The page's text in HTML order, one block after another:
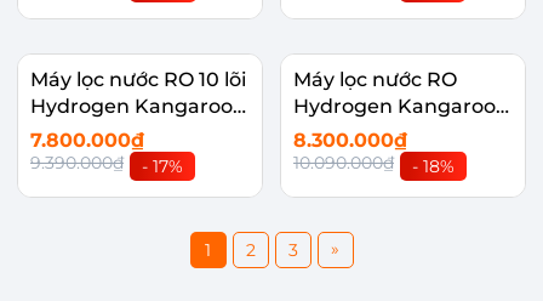
Máy lọc nước RO 10 lõi
Hydrogen Kangaroo
KG10A18
7.800.000₫
9.390.000₫ - 17%
Máy lọc nước RO
Hydrogen Kangaroo
10 lõi KG10A13
8.300.000₫
10.090.000₫ - 18%
1 2 3 »